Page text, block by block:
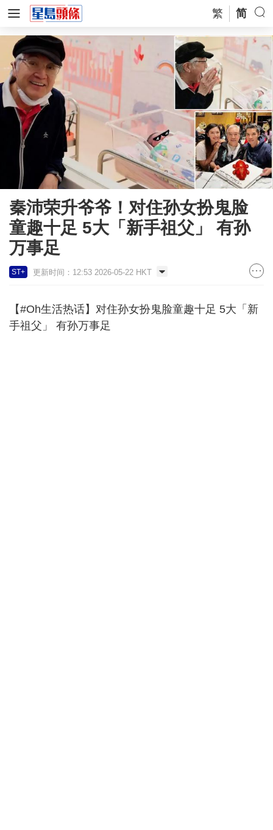
繁 简
秦沛荣升爷爷！对住孙女扮鬼脸
童趣十足 5大「新手祖父」 有孙
万事足
ST+ 更新时间：12:53 2026-05-22 HKT
【#Oh生活热话】对住孙女扮鬼脸童趣十足 5大「新
手祖父」 有孙万事足